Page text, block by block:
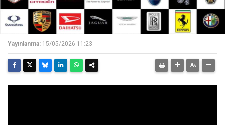
Yayınlanma: 15/05/2026 11:23